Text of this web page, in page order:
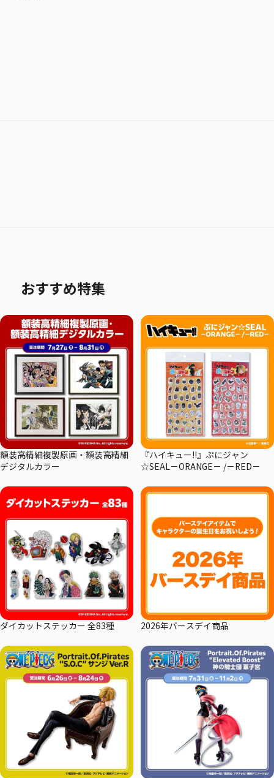
おすすめ特集
額装高精細複製原画・額装高精細
デジタルカラー
『ハイキュー!!』ぷにジャン
☆SEAL－ORANGE－ /－RED－
ダイカットステッカー 全83種 2026年バースデイ商品